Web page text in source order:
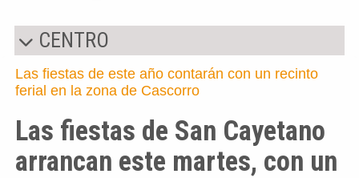
CENTRO
Las fiestas de este año contarán con un recinto
ferial en la zona de Cascorro
Las fiestas de San Cayetano
arrancan este martes, con un